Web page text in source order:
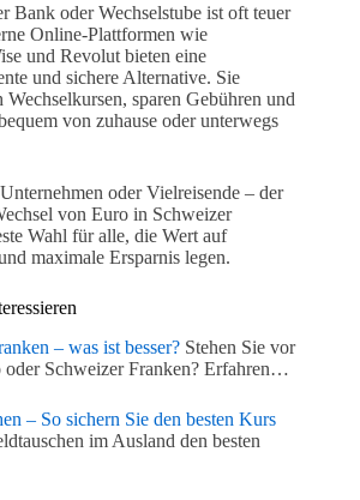
Bank oder Wechselstube ist oft teuer
Online-Plattformen wie
und Revolut bieten eine
und sichere Alternative. Sie
sparen Gebühren und
von zuhause oder unterwegs
oder Vielreisende – der
von Euro in Schweizer
Wahl für alle, die Wert auf
maximale Ersparnis legen.
– was ist besser? Stehen Sie vor
oder Schweizer Franken? Erfahren…
– So sichern Sie den besten Kurs
im Ausland den besten